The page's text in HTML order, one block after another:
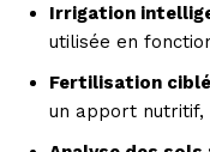
Irrigation
utilisée en
Fertilisation
un apport nutritif,